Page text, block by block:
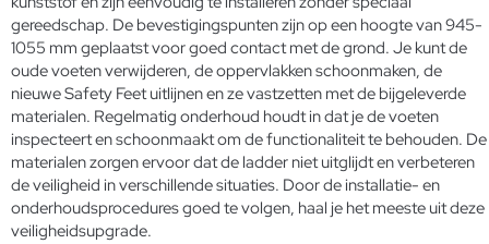
gereedschap. De bevestigingspunten zijn op een hoogte van 945-
1055 mm geplaatst voor goed contact met de grond. Je kunt de
oude voeten verwijderen, de oppervlakken schoonmaken, de
nieuwe Safety Feet uitlijnen en ze vastzetten met de bijgeleverde
materialen. Regelmatig onderhoud houdt in dat je de voeten
inspecteert en schoonmaakt om de functionaliteit te behouden. De
materialen zorgen ervoor dat de ladder niet uitglijdt en verbeteren
de veiligheid in verschillende situaties. Door de installatie- en
onderhoudsprocedures goed te volgen, haal je het meeste uit deze
veiligheidsupgrade.